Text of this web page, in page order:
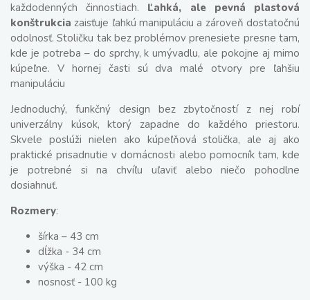
každodenných činnostiach. Ľahká, ale pevná plastová
konštrukcia zaisťuje ľahkú manipuláciu a zároveň dostatočnú
odolnosť. Stoličku tak bez problémov prenesiete presne tam,
kde je potreba – do sprchy, k umývadlu, ale pokojne aj mimo
kúpeľne. V hornej časti sú dva malé otvory pre ľahšiu
manipuláciu
Jednoduchý, funkčný design bez zbytočností z nej robí
univerzálny kúsok, ktorý zapadne do každého priestoru.
Skvele poslúži nielen ako kúpeľňová stolička, ale aj ako
praktické prisadnutie v domácnosti alebo pomocník tam, kde
je potrebné si na chvíľu uľaviť alebo niečo pohodlne
dosiahnuť.
Rozmery:
šírka – 43 cm
dĺžka - 34 cm
výška - 42 cm
nosnosť - 100 kg